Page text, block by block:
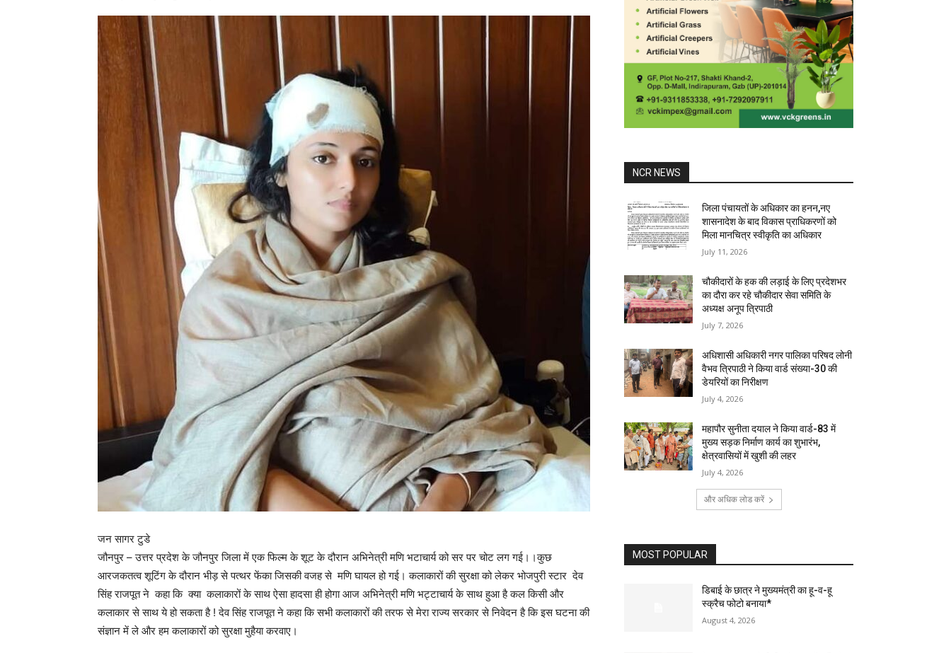
जन सागर टुडे
जौनपुर – उत्तर प्रदेश के जौनपुर जिला में एक फिल्म के शूट के दौरान अभिनेत्री मणि भटाचार्य को सर पर चोट लग गई।।कुछ
आरजकतत्व शूटिंग के दौरान भीड़ से पत्थर फेंका जिसकी वजह से मणि घायल हो गई। कलाकारों की सुरक्षा को लेकर भोजपुरी स्टार देव
सिंह राजपूत ने कहा कि क्या कलाकारों के साथ ऐसा हादसा ही होगा आज अभिनेत्री मणि भट्टाचार्य के साथ हुआ है कल किसी और
कलाकार से साथ ये हो सकता है ! देव सिंह राजपूत ने कहा कि सभी कलाकारों की तरफ से मेरा राज्य सरकार से निवेदन है कि इस घटना की
संज्ञान में ले और हम कलाकारों को सुरक्षा मुहैया करवाए।
NCR NEWS
जिला पंचायतों के अधिकार का हनन,नए
शासनादेश के बाद विकास प्राधिकरणों को
मिला मानचित्र स्वीकृति का अधिकार
July 11, 2026
चौकीदारों के हक की लड़ाई के लिए प्रदेशभर
का दौरा कर रहे चौकीदार सेवा समिति के
अध्यक्ष अनूप त्रिपाठी
July 7, 2026
अधिशासी अधिकारी नगर पालिका परिषद लोनी
वैभव त्रिपाठी ने किया वार्ड संख्या-30 की
डेयरियों का निरीक्षण
July 4, 2026
महापौर सुनीता दयाल ने किया वार्ड-83 में
मुख्य सड़क निर्माण कार्य का शुभारंभ,
क्षेत्रवासियों में खुशी की लहर
July 4, 2026
और अधिक लोड करें
MOST POPULAR
डिबाई के छात्र ने मुख्यमंत्री का हू-व-हू
स्क्रैच फोटो बनाया*
August 4, 2026